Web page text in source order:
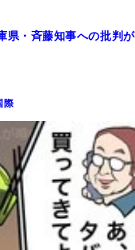
県・斉藤知事への批判が
際